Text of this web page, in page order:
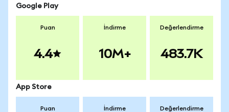
Google Play
Puan
4.4
İndirme
10M+
Değerlendirme
483.7K
App Store
Puan İndirme Değerlendirme